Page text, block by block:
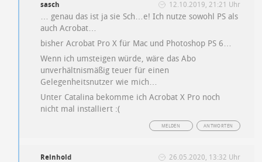
sasch 12.10.2019, 21:21 Uhr
… genau das ist ja sie Sch…e! Ich nutze sowohl PS als
auch Acrobat…
bisher Acrobat Pro X für Mac und Photoshop PS 6…
Wenn ich umsteigen würde, wäre das Abo
unverhältnismäßig teuer für einen
Gelegenheitsnutzer wie mich…
Unter Catalina bekomme ich Acrobat X Pro noch
nicht mal installiert :(
ANTWORTEN
MELDEN
Reinhold 26.05.2020, 13:32 Uhr